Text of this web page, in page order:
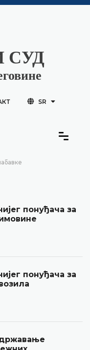
СУД
SR
понуђача за
понуђача за